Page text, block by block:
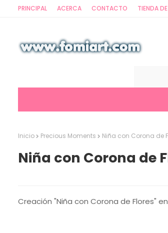
PRINCIPAL ACERCA CONTACTO TIENDA
Inicio Precious Moments Niña con Corona de
Niña con Corona de
Creación "Niña con Corona de Flores"